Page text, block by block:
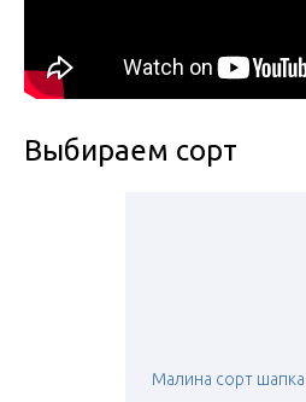
Выбираем сорт
Малина сорт